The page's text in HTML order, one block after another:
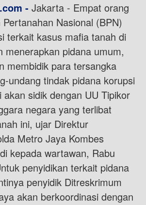
- Jakarta - Empat orang
Nasional (BPN)
terkait kasus mafia tanah di
menerapkan pidana umum,
membidik para tersangka
undang tindak pidana korupsi
akan sidik dengan UU Tipikor
negara yang terlibat
ini, ujar Direktur
Metro Jaya Kombes
kepada wartawan, Rabu
penyidikan terkait pidana
penyidik Ditreskrimum
akan berkoordinasi dengan